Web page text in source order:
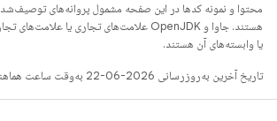
محتوا و نمونه کدها در این صفحه مشمول پروانه‌های
یا وابسته‌های آن هستند.
تاریخ آخرین به‌روزرسانی 2026-06-22 به‌وقت ساعت هماهنگ جهانی.